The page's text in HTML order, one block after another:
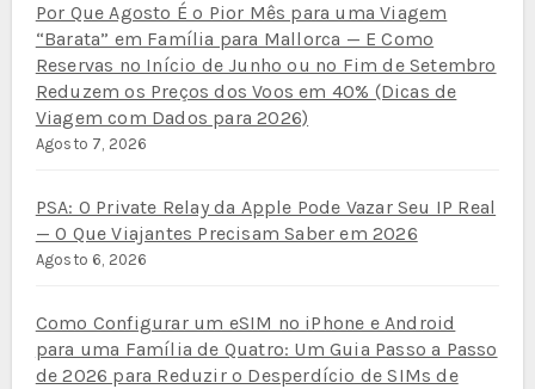
Por Que Agosto É o Pior Mês para uma Viagem
“Barata” em Família para Mallorca — E Como
Reservas no Início de Junho ou no Fim de Setembro
Reduzem os Preços dos Voos em 40% (Dicas de
Viagem com Dados para 2026)
Agosto 7, 2026
PSA: O Private Relay da Apple Pode Vazar Seu IP Real
— O Que Viajantes Precisam Saber em 2026
Agosto 6, 2026
Como Configurar um eSIM no iPhone e Android
para uma Família de Quatro: Um Guia Passo a Passo
de 2026 para Reduzir o Desperdício de SIMs de